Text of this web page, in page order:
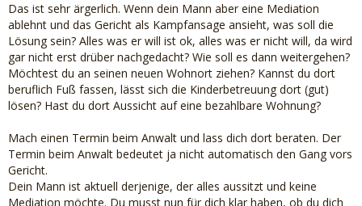
Das ist sehr ärgerlich. Wenn dein Mann aber eine Mediation
ablehnt und das Gericht als Kampfansage ansieht, was soll die
Lösung sein? Alles was er will ist ok, alles was er nicht will, da wird
gar nicht erst drüber nachgedacht? Wie soll es dann weitergehen?
Möchtest du an seinen neuen Wohnort ziehen? Kannst du dort
beruflich Fuß fassen, lässt sich die Kinderbetreuung dort (gut)
lösen? Hast du dort Aussicht auf eine bezahlbare Wohnung?
Mach einen Termin beim Anwalt und lass dich dort beraten. Der
Termin beim Anwalt bedeutet ja nicht automatisch den Gang vors
Gericht.
Dein Mann ist aktuell derjenige, der alles aussitzt und keine
Mediation möchte. Du musst nun für dich klar haben, ob du dich